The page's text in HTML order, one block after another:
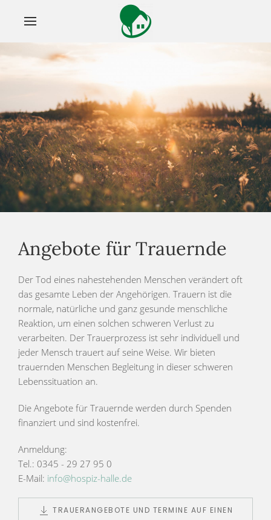
Angebote für Trauernde
Der Tod eines nahestehenden Menschen verändert oft
das gesamte Leben der Angehörigen. Trauern ist die
normale, natürliche und ganz gesunde menschliche
Reaktion, um einen solchen schweren Verlust zu
verarbeiten. Der Trauerprozess ist sehr individuell und
jeder Mensch trauert auf seine Weise. Wir bieten
trauernden Menschen Begleitung in dieser schweren
Lebenssituation an.
Die Angebote für Trauernde werden durch Spenden
finanziert und sind kostenfrei.
Anmeldung:
Tel.: 0345 - 29 27 95 0
E-Mail: info@hospiz-halle.de
TRAUERANGEBOTE UND TERMINE AUF EINEN